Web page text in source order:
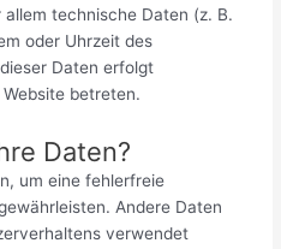
technische Daten (z. B.
oder Uhrzeit des
Daten erfolgt
betreten.
Daten?
um eine fehlerfreie
Andere Daten
verwendet